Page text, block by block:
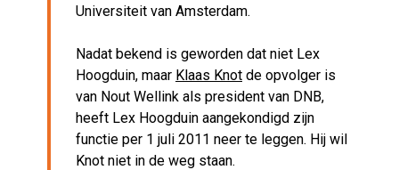
Universiteit van Amsterdam.
Nadat bekend is geworden dat niet Lex
Hoogduin, maar Klaas Knot de opvolger is
van Nout Wellink als president van DNB,
heeft Lex Hoogduin aangekondigd zijn
functie per 1 juli 2011 neer te leggen. Hij wil
Knot niet in de weg staan.